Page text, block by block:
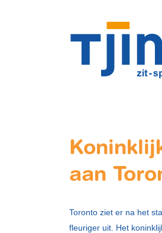
aan
Toronto ziet er na het
fleuriger uit. Het